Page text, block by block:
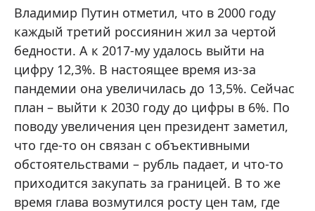
Владимир Путин отметил, что в 2000 году
каждый третий россиянин жил за чертой
бедности. А к 2017-му удалось выйти на
цифру 12,3%. В настоящее время из-за
пандемии она увеличилась до 13,5%. Сейчас
план – выйти к 2030 году до цифры в 6%. По
поводу увеличения цен президент заметил,
что где-то он связан с объективными
обстоятельствами – рубль падает, и что-то
приходится закупать за границей. В то же
время глава возмутился росту цен там, где